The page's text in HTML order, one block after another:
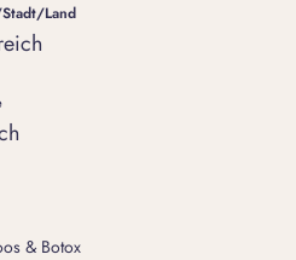
Land
& Botox